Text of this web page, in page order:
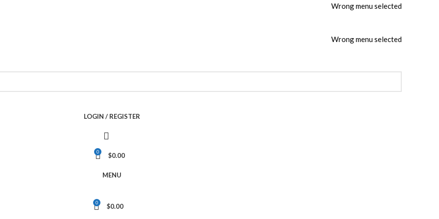
Wrong menu selected
Wrong menu selected
LOGIN / REGISTER
0 $0.00
MENU
0 $0.00